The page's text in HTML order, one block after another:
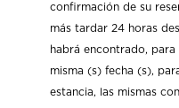
confirmación de su
más tardar 24 horas
habrá encontrado,
misma (s) fecha (s),
estancia, las mismas